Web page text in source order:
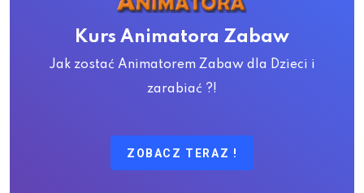
Kurs Animatora Zabaw
Jak zostać Animatorem Zabaw dla Dzieci i
zarabiać ?!
ZOBACZ TERAZ !